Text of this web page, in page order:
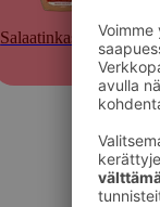
Salaatinkastikkeet